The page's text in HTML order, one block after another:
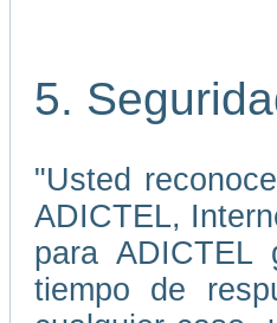
5.
"Usted
ADICTEL,
para
tiempo de